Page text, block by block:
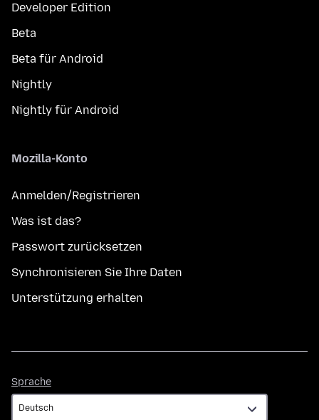
Developer Edition
Beta
Beta für Android
Nightly
Nightly für Android
Mozilla-Konto
Anmelden/Registrieren
Was ist das?
Passwort zurücksetzen
Synchronisieren Sie Ihre Daten
Unterstützung erhalten
Sprache